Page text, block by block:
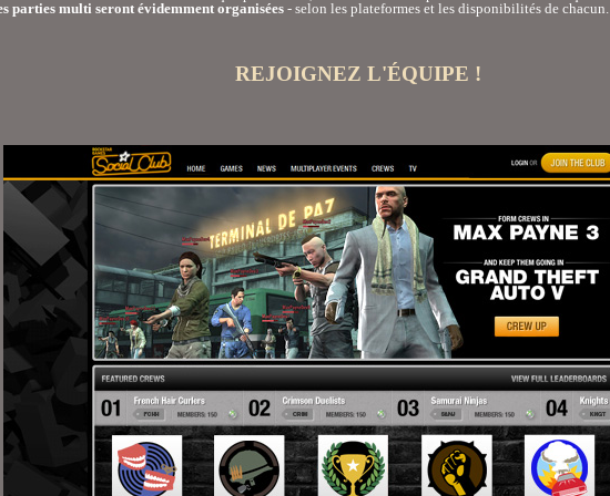
parties multi seront évidemment organisées- selon les plateformes et les disponibilités de chacun.
REJOIGNEZ L'ÉQUIPE !